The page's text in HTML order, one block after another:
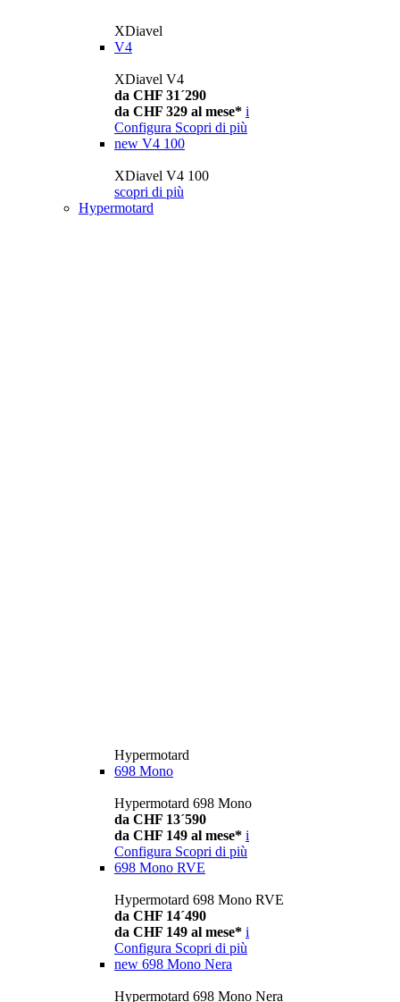
XDiavel
V4
XDiavel V4
da CHF 31´290
da CHF 329 al mese* i
Configura Scopri di più
new V4 100
XDiavel V4 100
scopri di più
Hypermotard
Hypermotard
698 Mono
Hypermotard 698 Mono
da CHF 13´590
da CHF 149 al mese* i
Configura Scopri di più
698 Mono RVE
Hypermotard 698 Mono RVE
da CHF 14´490
da CHF 149 al mese* i
Configura Scopri di più
new 698 Mono Nera
Hypermotard 698 Mono Nera